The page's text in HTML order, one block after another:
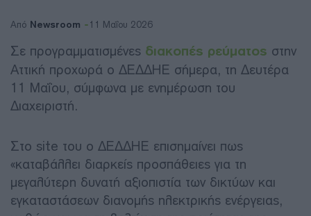
Από Newsroom 11 Μαΐου 2026
Σε προγραμματισμένες διακοπές ρεύματος στην
Αττική προχωρά ο ΔΕΔΔΗΕ σήμερα, τη Δευτέρα
11 Μαΐου, σύμφωνα με ενημέρωση του
Διαχειριστή.
Στο site του ο ΔΕΔΔΗΕ επισημαίνει πως
«καταβάλλει διαρκείς προσπάθειες για τη
μεγαλύτερη δυνατή αξιοπιστία των δικτύων και
εγκαταστάσεων διανομής ηλεκτρικής ενέργειας,